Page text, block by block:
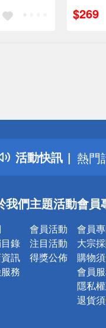
$269
活動快訊
詐騙
得獎
熱門
銀行
詐騙
我們
錄
訊
務
主題活動
會員活動
注目活動
得獎公佈
會員
會員
大宗
購物
會員
隱私
退貨